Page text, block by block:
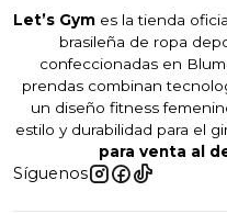
Let’s Gym es la tienda
brasileña de ropa
confeccionadas en
prendas combinan
un diseño fitness
estilo y durabilidad para el
para venta al
Síguenos